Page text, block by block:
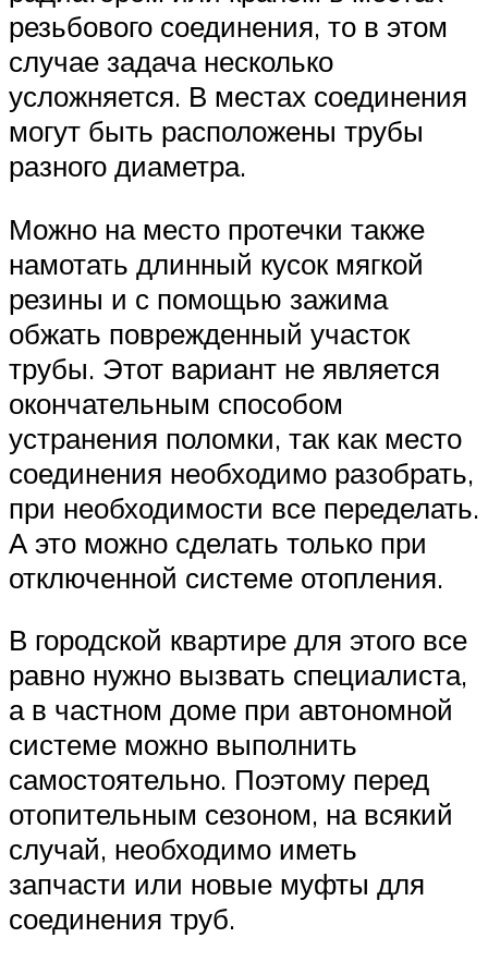
резьбового соединения, то в этом
случае задача несколько
усложняется. В местах соединения
могут быть расположены трубы
разного диаметра.
Можно на место протечки также
намотать длинный кусок мягкой
резины и с помощью зажима
обжать поврежденный участок
трубы. Этот вариант не является
окончательным способом
устранения поломки, так как место
соединения необходимо разобрать,
при необходимости все переделать.
А это можно сделать только при
отключенной системе отопления.
В городской квартире для этого все
равно нужно вызвать специалиста,
а в частном доме при автономной
системе можно выполнить
самостоятельно. Поэтому перед
отопительным сезоном, на всякий
случай, необходимо иметь
запчасти или новые муфты для
соединения труб.